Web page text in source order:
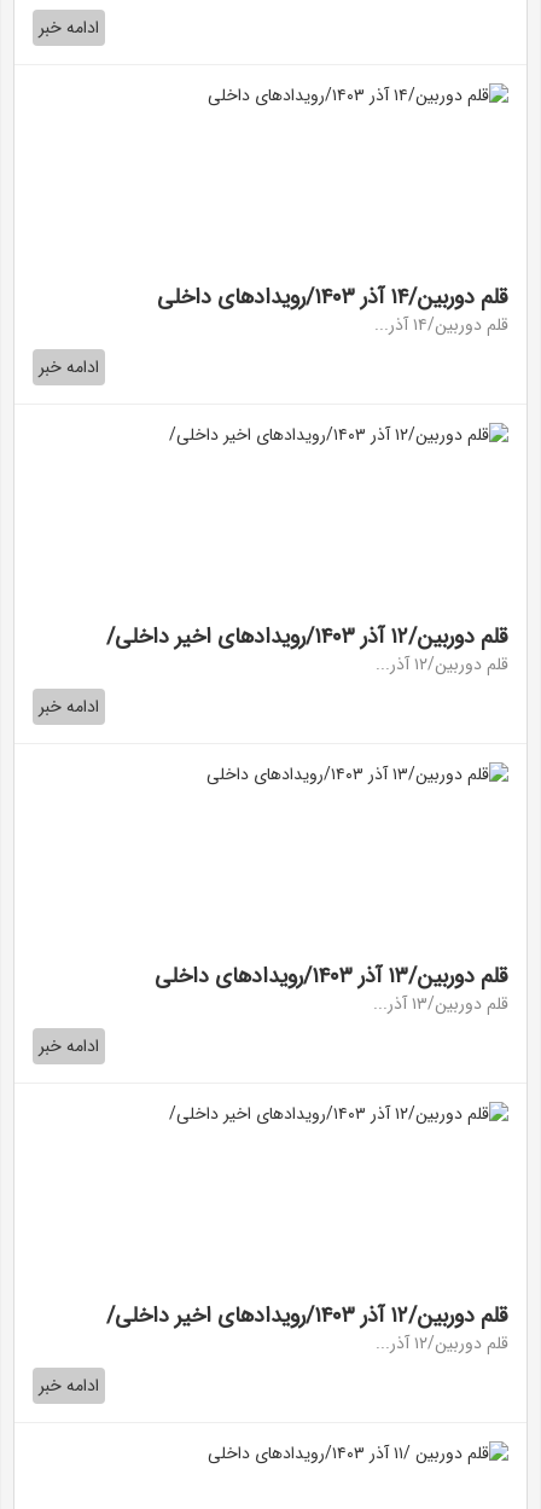
ادامه خبر
قلم دوربین/۱۴ آذر ۱۴۰۳/رویداد‌های داخلی
قلم دوربین/۱۴ آذر...
ادامه خبر
قلم دوربین/۱۲ آذر ۱۴۰۳/رویداد‌های اخیر داخلی/
قلم دوربین/۱۲ آذر...
ادامه خبر
قلم دوربین/۱۳ آذر ۱۴۰۳/رویداد‌های داخلی
قلم دوربین/۱۳ آذر...
ادامه خبر
قلم دوربین/۱۲ آذر ۱۴۰۳/رویداد‌های اخیر داخلی/
قلم دوربین/۱۲ آذر...
ادامه خبر